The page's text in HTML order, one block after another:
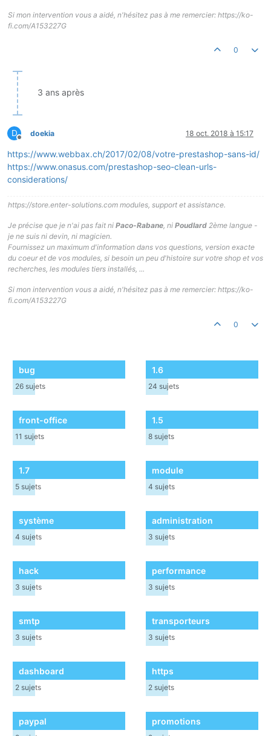
Si mon intervention vous a aidé, n'hésitez pas à me remercier: https://ko-
fi.com/A153227G
0
3 ans après
D
Hors-ligne
doekia 18 oct. 2018 à 15:17
https://www.webbax.ch/2017/02/08/votre-prestashop-sans-id/
https://www.onasus.com/prestashop-seo-clean-urls-
considerations/
https://store.enter-solutions.com modules, support et assistance.
Je précise que je n'ai pas fait ni Paco-Rabane, ni Poudlard 2ème langue -
je ne suis ni devin, ni magicien.
Fournissez un maximum d'information dans vos questions, version exacte
du coeur et de vos modules, si besoin un peu d'histoire sur votre shop et vos
recherches, les modules tiers installés, ...
Si mon intervention vous a aidé, n'hésitez pas à me remercier: https://ko-
fi.com/A153227G
0
bug
26 sujets
1.6
24 sujets
front-office
11 sujets
1.5
8 sujets
1.7
5 sujets
module
4 sujets
système
4 sujets
administration
3 sujets
hack
3 sujets
performance
3 sujets
smtp
3 sujets
transporteurs
3 sujets
dashboard
2 sujets
https
2 sujets
paypal promotions